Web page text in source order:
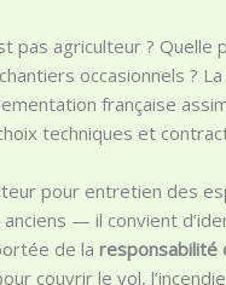
pas agriculteur ?
occasionnels ?
française
techniques et
pour entretien des
— il convient
de laresponsabilité
couvrir le vol,